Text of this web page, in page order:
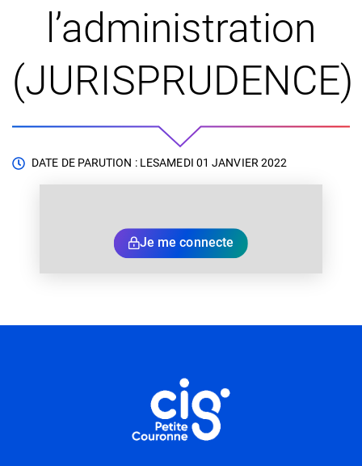
l’administration
(JURISPRUDENCE)
DATE DE PARUTION : LESAMEDI 01 JANVIER 2022
Je me connecte